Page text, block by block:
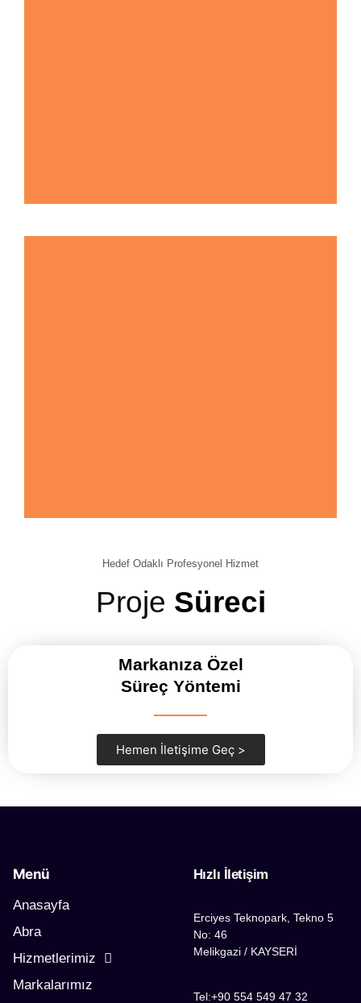
Hedef Odaklı Profesyonel Hizmet
Proje Süreci
Markanıza Özel
Süreç Yöntemi
Hemen İletişime Geç >
Menü
Anasayfa
Abra
Hizmetlerimiz
Markalarımız
Hızlı İletişim
Erciyes Teknopark, Tekno 5
No: 46
Melikgazi / KAYSERİ
Tel:+90 554 549 47 32